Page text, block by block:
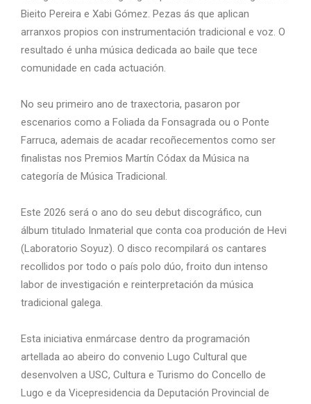
Bieito Pereira e Xabi Gómez. Pezas ás que aplican
arranxos propios con instrumentación tradicional e voz. O
resultado é unha música dedicada ao baile que tece
comunidade en cada actuación.
No seu primeiro ano de traxectoria, pasaron por
escenarios como a Foliada da Fonsagrada ou o Ponte
Farruca, ademais de acadar recoñecementos como ser
finalistas nos Premios Martín Códax da Música na
categoría de Música Tradicional.
Este 2026 será o ano do seu debut discográfico, cun
álbum titulado Inmaterial que conta coa produción de Hevi
(Laboratorio Soyuz). O disco recompilará os cantares
recollidos por todo o país polo dúo, froito dun intenso
labor de investigación e reinterpretación da música
tradicional galega.
Esta iniciativa enmárcase dentro da programación
artellada ao abeiro do convenio Lugo Cultural que
desenvolven a USC, Cultura e Turismo do Concello de
Lugo e da Vicepresidencia da Deputación Provincial de